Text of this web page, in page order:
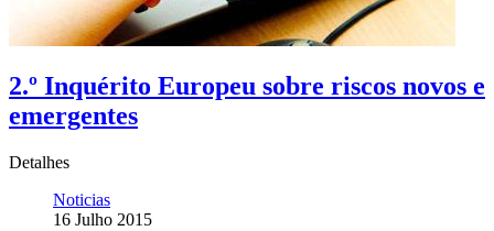
2.º Inquérito Europeu sobre riscos novos e
emergentes
Detalhes
Noticias
16 Julho 2015